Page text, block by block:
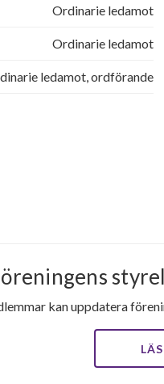
Ordinarie ledamot
Ordinarie ledamot
ledamot, ordförande
kan uppdatera